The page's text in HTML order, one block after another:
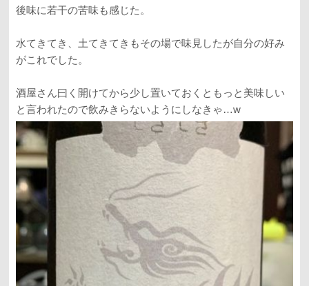
後味に若干の苦味も感じた。
水てきてき、土てきてきもその場で味見したが自分の好み
がこれでした。
酒屋さん曰く開けてから少し置いておくともっと美味しい
と言われたので飲みきらないようにしなきゃ…w